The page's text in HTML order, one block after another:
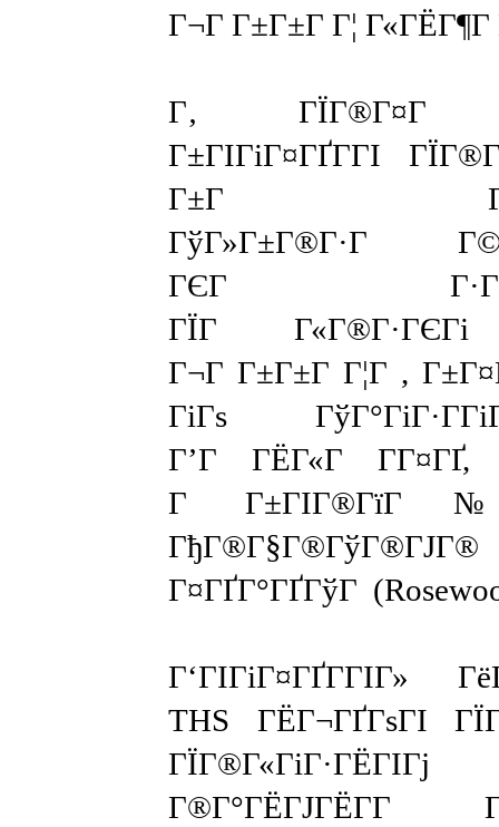
Г¬Г Г±Г±Г Г¦
Г‚ ГЇГ®Г¤Г
Г±ГІГіГ¤ГҐГ­ГІ
Г±Г
ГўГ»Г±Г®Г·Г
ГЄГ
ГЇГ Г«Г®Г·ГЄГі
Г¬Г Г±Г±Г Г¦Г ,
ГіГѕ
Г’Г ГЁГ«Г
Г
ГђГ®Г§Г®ГўГ®ГЈГ®
Г¤ГҐГ°ГҐГўГ
Г‘ГІГіГ¤ГҐГ­ГІГ»
THS ГЁГ¬ГҐГѕГІ
ГЇГ®Г«ГіГ·ГЁГІГј
Г®Г°ГЁГЈГЁГ­Г